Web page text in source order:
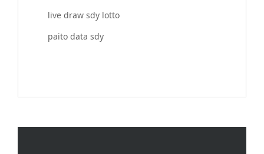
live draw sdy lotto
paito data sdy